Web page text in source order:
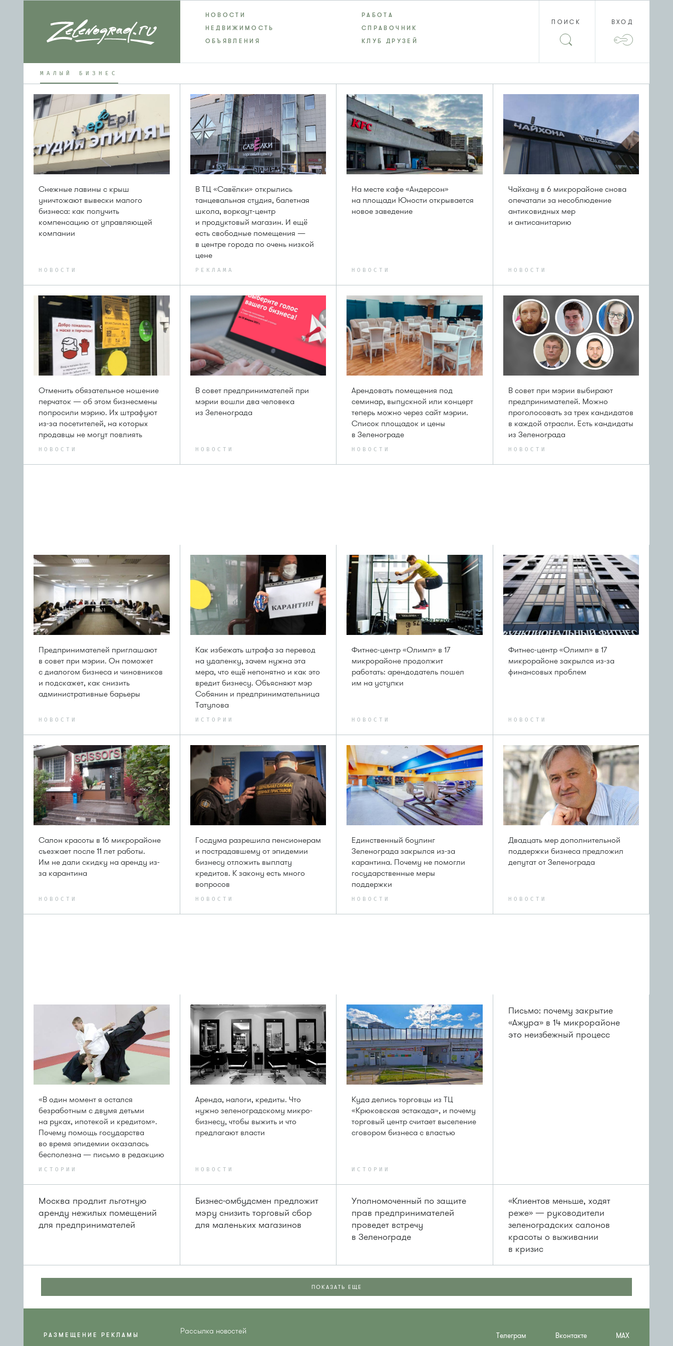
НОВОСТИ
МАЛЫЙ БИЗНЕС
РАБОТА
НЕДВИЖИМОСТЬ
СПРАВОЧНИК
ОБЪЯВЛЕНИЯ
КЛУБ ДРУЗЕЙ
ПОИСК ВХОД
Снежные лавины с крыш
уничтожают вывески малого
бизнеса: как получить
компенсацию от управляющей
компании
НОВОСТИ
В ТЦ «Савёлки» открылись
танцевальная студия, балетная
школа, воркаут-центр
и продуктовый магазин. И ещё
есть свободные помещения —
в центре города по очень низкой
цене
РЕКЛАМА
На месте кафе «Андерсон»
на площади Юности открывается
новое заведение
НОВОСТИ
Чайхану в 6 микрорайоне снова
опечатали за несоблюдение
антиковидных мер
и антисанитарию
НОВОСТИ
Отменить обязательное ношение
перчаток — об этом бизнесмены
попросили мэрию. Их штрафуют
из-за посетителей, на которых
продавцы не могут повлиять
НОВОСТИ
В совет предпринимателей при
мэрии вошли два человека
из Зеленограда
НОВОСТИ
Арендовать помещения под
семинар, выпускной или концерт
теперь можно через сайт мэрии.
Список площадок и цены
в Зеленограде
НОВОСТИ
В совет при мэрии выбирают
предпринимателей. Можно
проголосовать за трех кандидатов
в каждой отрасли. Есть кандидаты
из Зеленограда
НОВОСТИ
Предпринимателей приглашают
в совет при мэрии. Он поможет
с диалогом бизнеса и чиновников
и подскажет, как снизить
административные барьеры
НОВОСТИ
Как избежать штрафа за перевод
на удаленку, зачем нужна эта
мера, что ещё непонятно и как это
вредит бизнесу. Объясняют мэр
Собянин и предпринимательница
Татулова
ИСТОРИИ
Фитнес-центр «Олимп» в 17
микрорайоне продолжит
работать: арендодатель пошел
им на уступки
НОВОСТИ
Фитнес-центр «Олимп» в 17
микрорайоне закрылся из-за
финансовых проблем
НОВОСТИ
Салон красоты в 16 микрорайоне
съезжает после 11 лет работы.
Им не дали скидку на аренду из-
за карантина
НОВОСТИ
Госдума разрешила пенсионерам
и пострадавшему от эпидемии
бизнесу отложить выплату
кредитов. К закону есть много
вопросов
НОВОСТИ
Единственный боулинг
Зеленограда закрылся из-за
карантина. Почему не помогли
государственные меры
поддержки
НОВОСТИ
Двадцать мер дополнительной
поддержки бизнеса предложил
депутат от Зеленограда
НОВОСТИ
«В один момент я остался
безработным с двумя детьми
на руках, ипотекой и кредитом».
Почему помощь государства
во время эпидемии оказалась
бесполезна — письмо в редакцию
ИСТОРИИ
Аренда, налоги, кредиты. Что
нужно зеленоградскому микро-
бизнесу, чтобы выжить и что
предлагают власти
НОВОСТИ
Куда делись торговцы из ТЦ
«Крюковская эстакада», и почему
торговый центр считает выселение
сговором бизнеса с властью
ИСТОРИИ
Письмо: почему закрытие
«Ажура» в 14 микрорайоне
это неизбежный процесс
Москва продлит льготную
аренду нежилых помещений
для предпринимателей
Бизнес-омбудсмен предложит
мэру снизить торговый сбор
для маленьких магазинов
Уполномоченный по защите
прав предпринимателей
проведет встречу
в Зеленограде
«Клиентов меньше, ходят
реже» — руководители
зеленоградских салонов
красоты о выживании
в кризис
ПОКАЗАТЬ ЕЩЕ
РАЗМЕЩЕНИЕ РЕКЛАМЫ Рассылка новостей Телеграм Вконтакте MAX